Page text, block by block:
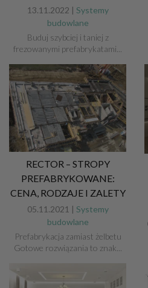
13.11.2022 | Systemy
budowlane
Buduj szybciej i taniej z
frezowanymi prefabrykatami...
RECTOR – STROPY
PREFABRYKOWANE:
CENA, RODZAJE I ZALETY
05.11.2021 | Systemy
budowlane
Prefabrykacja zamiast żelbetu
Gotowe rozwiązania to znak...